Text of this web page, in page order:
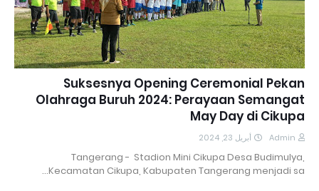
Suksesnya Opening Ceremonial Pekan
Olahraga Buruh 2024: Perayaan Semangat
May Day di Cikupa
Admin أبريل 23, 2024
Tangerang - Stadion Mini Cikupa Desa Budimulya,
Kecamatan Cikupa, Kabupaten Tangerang menjadi sa…